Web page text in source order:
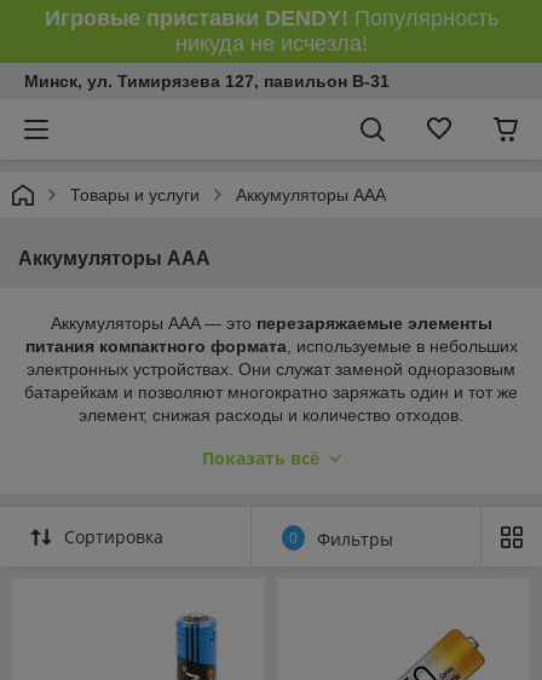
Игровые приставки DENDY! Популярность
никуда не исчезла!
Минск, ул. Тимирязева 127, павильон В-31
Товары и услуги Аккумуляторы AAA
Аккумуляторы AAA
Аккумуляторы AAA — это перезаряжаемые элементы
питания компактного формата, используемые в небольших
электронных устройствах. Они служат заменой одноразовым
батарейкам и позволяют многократно заряжать один и тот же
элемент, снижая расходы и количество отходов.
🔋 Что представляют собой аккумуляторы AAA
для техники с умеренным энергопотреблением и часто
используются там, где важны компактность и лёгкий вес.
Типы технологий— Ni‑MH (1.2 В) и реже Li‑ion (1.5
Показать всё
Сортировка 0 Фильтры